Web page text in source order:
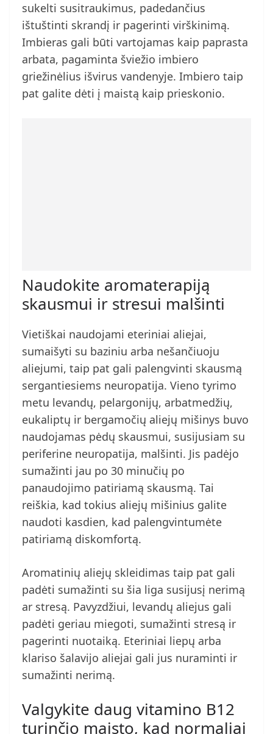
sukelti susitraukimus, padedančius
ištuštinti skrandį ir pagerinti virškinimą.
Imbieras gali būti vartojamas kaip paprasta
arbata, pagaminta šviežio imbiero
griežinėlius išvirus vandenyje. Imbiero taip
pat galite dėti į maistą kaip prieskonio.
Naudokite aromaterapiją
skausmui ir stresui malšinti
Vietiškai naudojami eteriniai aliejai,
sumaišyti su baziniu arba nešančiuoju
aliejumi, taip pat gali palengvinti skausmą
sergantiesiems neuropatija. Vieno tyrimo
metu levandų, pelargonijų, arbatmedžių,
eukaliptų ir bergamočių aliejų mišinys buvo
naudojamas pėdų skausmui, susijusiam su
periferine neuropatija, malšinti. Jis padėjo
sumažinti jau po 30 minučių po
panaudojimo patiriamą skausmą. Tai
reiškia, kad tokius aliejų mišinius galite
naudoti kasdien, kad palengvintumėte
patiriamą diskomfortą.
Aromatinių aliejų skleidimas taip pat gali
padėti sumažinti su šia liga susijusį nerimą
ar stresą. Pavyzdžiui, levandų aliejus gali
padėti geriau miegoti, sumažinti stresą ir
pagerinti nuotaiką. Eteriniai liepų arba
klariso šalavijo aliejai gali jus nuraminti ir
sumažinti nerimą.
Valgykite daug vitamino B12
turinčio maisto, kad normaliai